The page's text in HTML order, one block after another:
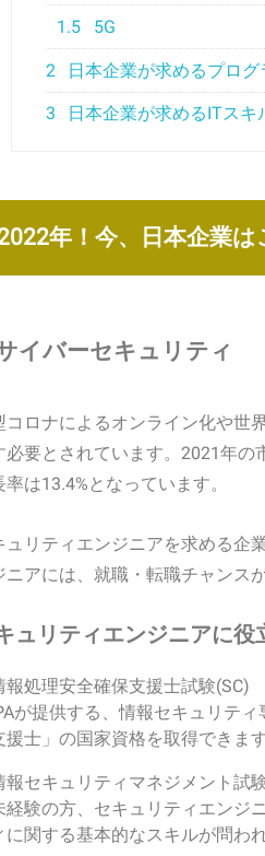
1.5 5G
2 日本企業が求めるプロ
3 日本企業が求めるITスキ
年！今、日本企業
イバーセキュリティ
コロナによるオンライン化や世
必要とされています。2021年
率は13.4%となっています。
ュリティエンジニアを求める企
ニアには、就職・転職チャンス
ュリティエンジニアに役
報処理安全確保支援士試験(SC)
が提供する、情報セキュリテ
援士」の国家資格を取得できます
報セキュリティマネジメント試
経験の方、セキュリティエンジ
に関する基本的なスキルが問われ